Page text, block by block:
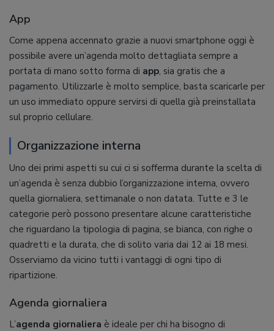
App
Come appena accennato grazie a nuovi smartphone oggi è
possibile avere un’agenda molto dettagliata sempre a
portata di mano sotto forma di app, sia gratis che a
pagamento. Utilizzarle è molto semplice, basta scaricarle per
un uso immediato oppure servirsi di quella già preinstallata
sul proprio cellulare.
Organizzazione interna
Uno dei primi aspetti su cui ci si sofferma durante la scelta di
un’agenda è senza dubbio l’organizzazione interna, ovvero
quella giornaliera, settimanale o non datata. Tutte e 3 le
categorie però possono presentare alcune caratteristiche
che riguardano la tipologia di pagina, se bianca, con righe o
quadretti e la durata, che di solito varia dai 12 ai 18 mesi.
Osserviamo da vicino tutti i vantaggi di ogni tipo di
ripartizione.
Agenda giornaliera
L’agenda giornaliera è ideale per chi ha bisogno di